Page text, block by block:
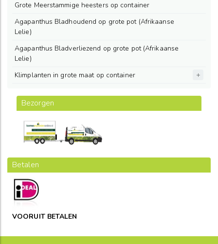
Grote Meerstammige heesters op container
Agapanthus Bladhoudend op grote pot (Afrikaanse
Lelie)
Agapanthus Bladverliezend op grote pot (Afrikaanse
Lelie)
Klimplanten in grote maat op container
Bezorgen
Betalen
VOORUIT BETALEN